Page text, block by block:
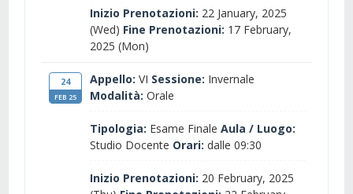
Inizio Prenotazioni: 22 January, 2025
(Wed) Fine Prenotazioni: 17 February,
2025 (Mon)
24
FEB 25
Appello: VI Sessione: Invernale
Modalità: Orale
Tipologia: Esame Finale Aula / Luogo:
Studio Docente Orari: dalle 09:30
Inizio Prenotazioni: 20 February, 2025